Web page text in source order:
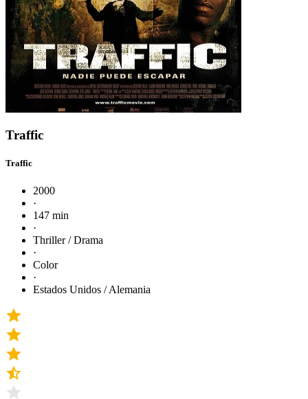
Traffic
Traffic
2000
·
147 min
·
Thriller / Drama
·
Color
·
Estados Unidos / Alemania